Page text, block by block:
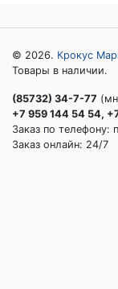
© 2026. Крокус
Товары в наличии.
(85732) 34-7-77
+7 959 144 54 54,
Заказ по телефону:
Заказ онлайн: 24/7